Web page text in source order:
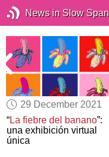
News in Slow
29 December 2021
“La fiebre del banano”:
una exhibición virtual
única